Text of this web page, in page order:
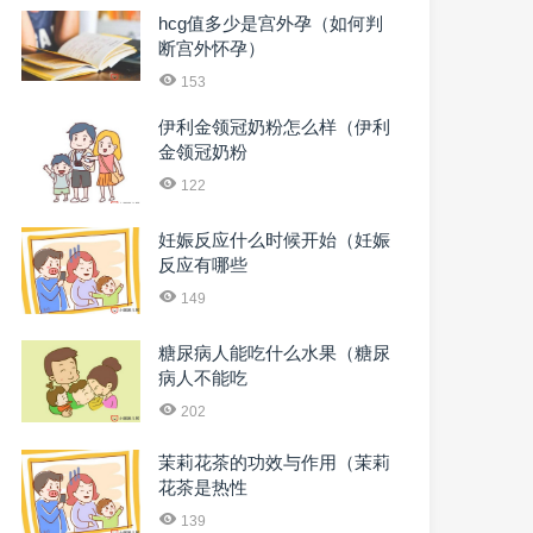
hcg值多少是宫外孕（如何判
断宫外怀孕）
153
伊利金领冠奶粉怎么样（伊利
金领冠奶粉
122
妊娠反应什么时候开始（妊娠
反应有哪些
149
糖尿病人能吃什么水果（糖尿
病人不能吃
202
茉莉花茶的功效与作用（茉莉
花茶是热性
139